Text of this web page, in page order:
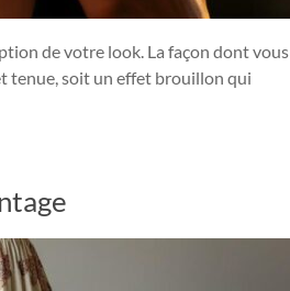
de votre look. La façon dont vous
tenue, soit un effet brouillon qui